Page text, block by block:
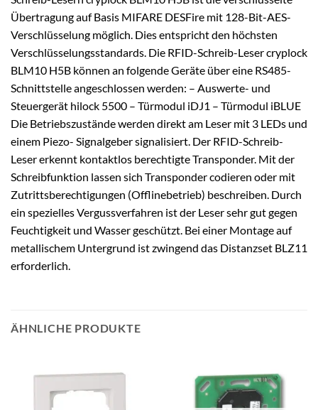
Übertragung auf Basis MIFARE DESFire mit 128-Bit-AES-
Verschlüsselung möglich. Dies entspricht den höchsten
Verschlüsselungsstandards. Die RFID-Schreib-Leser cryplock
BLM10 H5B können an folgende Geräte über eine RS485-
Schnittstelle angeschlossen werden: – Auswerte- und
Steuergerät hilock 5500 – Türmodul iDJ1 – Türmodul iBLUE
Die Betriebszustände werden direkt am Leser mit 3 LEDs und
einem Piezo- Signalgeber signalisiert. Der RFID-Schreib-
Leser erkennt kontaktlos berechtigte Transponder. Mit der
Schreibfunktion lassen sich Transponder codieren oder mit
Zutrittsberechtigungen (Offlinebetrieb) beschreiben. Durch
ein spezielles Vergussverfahren ist der Leser sehr gut gegen
Feuchtigkeit und Wasser geschützt. Bei einer Montage auf
metallischem Untergrund ist zwingend das Distanzset BLZ11
erforderlich.
ÄHNLICHE PRODUKTE